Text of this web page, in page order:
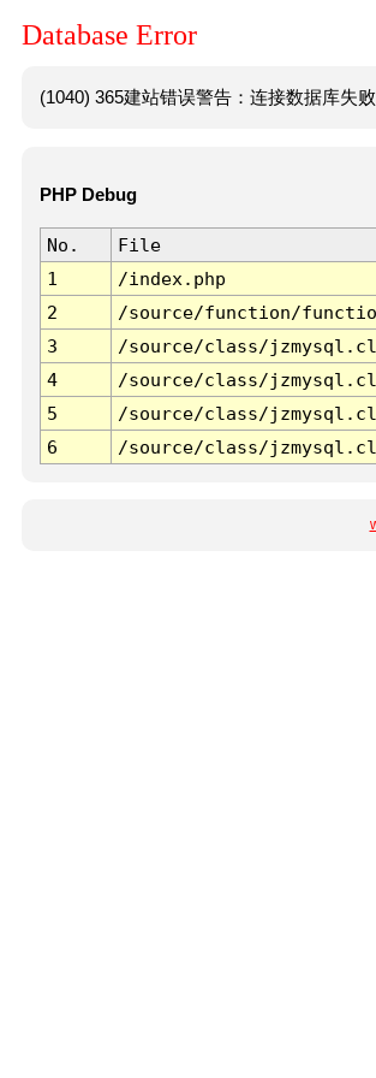
Database Error
(1040) 365建站错误警告：连接数据库失
PHP Debug
No. File
1
/index.php
2
/source/function/
3
/source/class/
4
/source/class/
5
/source/class/
6
/source/class/